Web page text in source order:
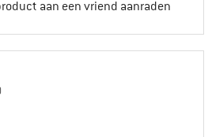
aan een vriend aanraden